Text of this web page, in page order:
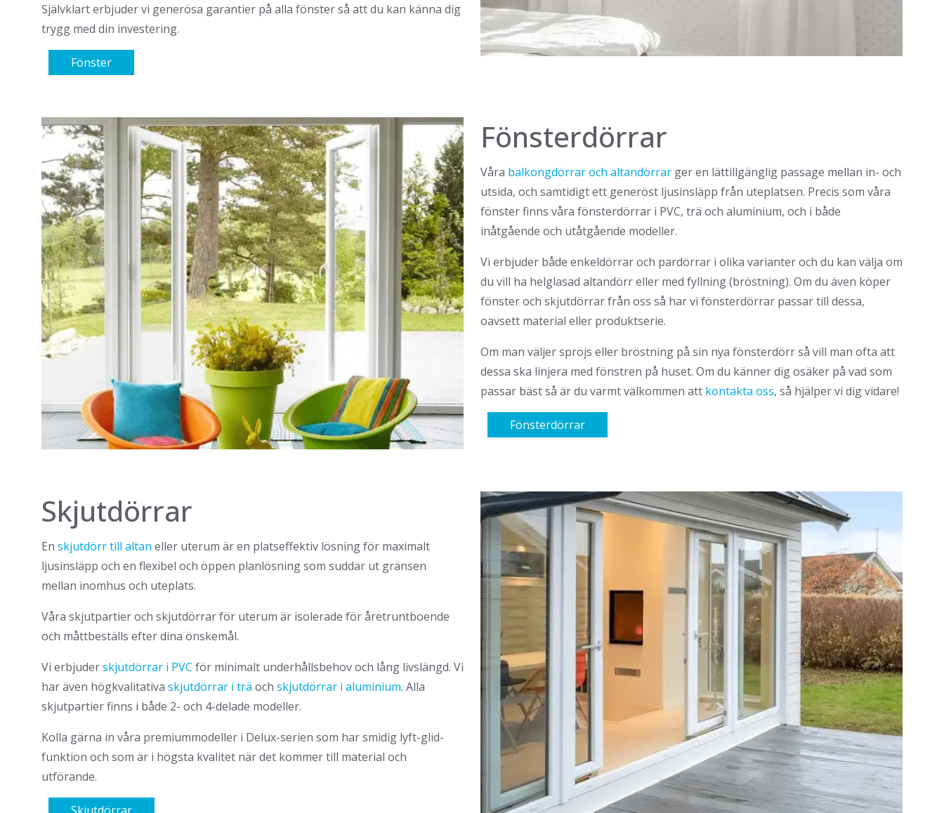
Självklart erbjuder vi generösa garantier på alla fönster så att du kan känna dig
trygg med din investering.
Fönster
Fönsterdörrar
Våra balkongdörrar och altandörrar ger en lättillgänglig passage mellan in- och
utsida, och samtidigt ett generöst ljusinsläpp från uteplatsen. Precis som våra
fönster finns våra fönsterdörrar i PVC, trä och aluminium, och i både
inåtgående och utåtgående modeller.
Vi erbjuder både enkeldörrar och pardörrar i olika varianter och du kan välja om
du vill ha helglasad altandörr eller med fyllning (bröstning). Om du även köper
fönster och skjutdörrar från oss så har vi fönsterdörrar passar till dessa,
oavsett material eller produktserie.
Om man väljer spröjs eller bröstning på sin nya fönsterdörr så vill man ofta att
dessa ska linjera med fönstren på huset. Om du känner dig osäker på vad som
passar bäst så är du varmt välkommen att kontakta oss, så hjälper vi dig vidare!
Fönsterdörrar
Skjutdörrar
En skjutdörr till altan eller uterum är en platseffektiv lösning för maximalt
ljusinsläpp och en flexibel och öppen planlösning som suddar ut gränsen
mellan inomhus och uteplats.
Våra skjutpartier och skjutdörrar för uterum är isolerade för åretruntboende
och måttbeställs efter dina önskemål.
Vi erbjuderskjutdörrar i PVC för minimalt underhållsbehov och lång livslängd. Vi
har även högkvalitativa skjutdörrar i trä och skjutdörrar i aluminium. Alla
skjutpartier finns i både 2- och 4-delade modeller.
Kolla gärna in våra premiummodeller i Delux-serien som har smidig lyft-glid-
funktion och som är i högsta kvalitet när det kommer till material och
utförande.